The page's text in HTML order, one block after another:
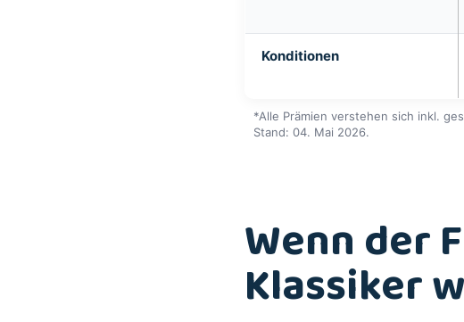
Konditionen
*Alle Prämien verstehen sich inkl.
Stand: 04. Mai 2026.
Wenn der
Klassiker